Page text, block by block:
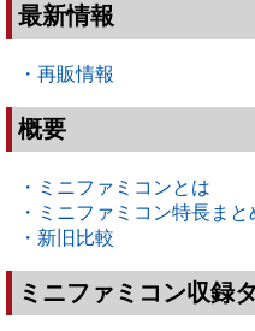
最新情報
・再販情報
概要
・ミニファミコンとは
・ミニファミコン特長まと
・新旧比較
ミニファミコン収録